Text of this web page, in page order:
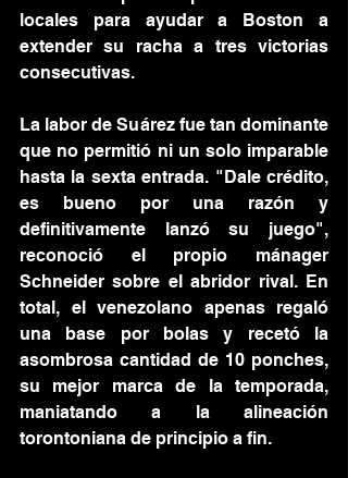
locales para ayudar a Boston a
extender su racha a tres victorias
consecutivas.
La labor de Suárez fue tan dominante
que no permitió ni un solo imparable
hasta la sexta entrada. "Dale crédito,
es bueno por una razón y
definitivamente lanzó su juego",
reconoció el propio mánager
Schneider sobre el abridor rival. En
total, el venezolano apenas regaló
una base por bolas y recetó la
asombrosa cantidad de 10 ponches,
su mejor marca de la temporada,
maniatando a la alineación
torontoniana de principio a fin.